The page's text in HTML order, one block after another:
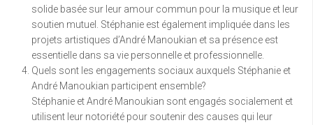
solide basée sur leur amour commun pour la musique et leur
soutien mutuel. Stéphanie est également impliquée dans les
projets artistiques d’André Manoukian et sa présence est
essentielle dans sa vie personnelle et professionnelle.
Quels sont les engagements sociaux auxquels Stéphanie et
André Manoukian participent ensemble?
Stéphanie et André Manoukian sont engagés socialement et
utilisent leur notoriété pour soutenir des causes qui leur